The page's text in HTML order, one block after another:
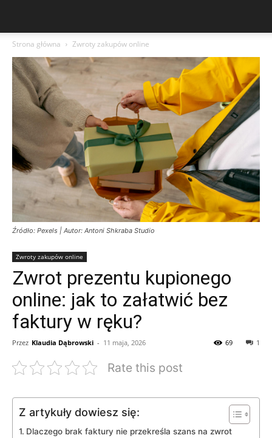
Strona główna Zwroty zakupów online
Źródło: Pexels | Autor: Antoni Shkraba Studio
Zwroty zakupów online
Zwrot prezentu kupionego
online: jak to załatwić bez
faktury w ręku?
Przez Klaudia Dąbrowski - 11 maja, 2026 1
69
Rate this post
Z artykuły dowiesz się:
Dlaczego brak faktury nie przekreśla szans na zwrot